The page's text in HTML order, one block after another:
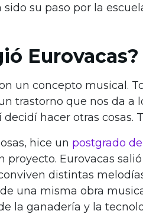
su paso por la
Eurovacas?
un concepto musical.
trastorno que nos da a
hacer otras cosas.
hice un postgrado
Eurovacas
distintas
una misma obra
la ganadería y la